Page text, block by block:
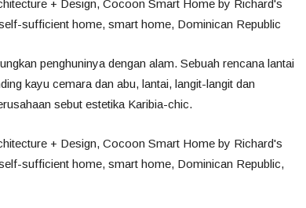
penghuninya dengan alam. Sebuah rencana lantai
kayu cemara dan abu, lantai, langit-langit dan
sebut estetika Karibia-chic.